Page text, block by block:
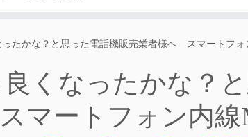
ったかな？と思った電話機販売業者様へ スマートフォ
くなったかな？
マートフォン内線